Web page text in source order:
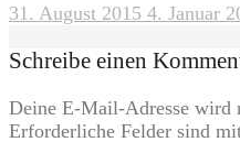
31. August 2015 4. Januar
Schreibe einen
Deine E-Mail-Adresse wird
Erforderliche Felder sind